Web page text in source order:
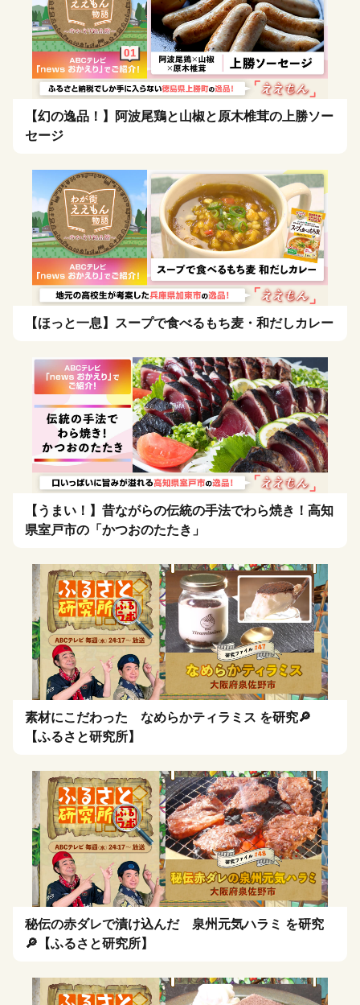
【幻の逸品！】阿波尾鶏と山椒と原木椎茸の上勝ソー
セージ
【ほっと一息】スープで食べるもち麦・和だしカレー
【うまい！】昔ながらの伝統の手法でわら焼き！高知
県室戸市の「かつおのたたき」
素材にこだわった なめらかティラミス を研究🔎
【ふるさと研究所】
秘伝の赤ダレで漬け込んだ 泉州元気ハラミ を研究
🔎【ふるさと研究所】